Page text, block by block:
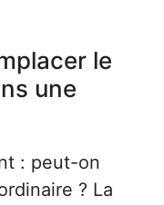
le
une
: peut-on
? La